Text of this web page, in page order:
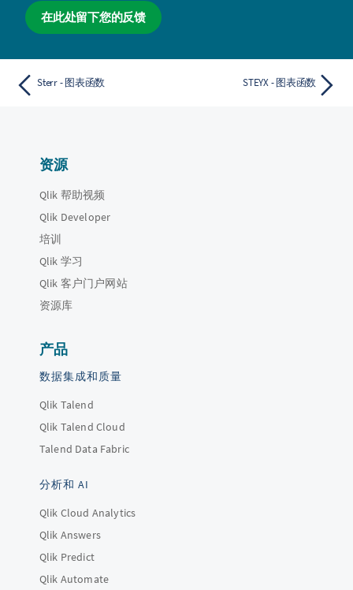
在此处留下您的反馈
Sterr - 图表函数 STEYX - 图表函数
资源
Qlik 帮助视频
Qlik Developer
培训
Qlik 学习
Qlik 客户门户网站
资源库
产品
数据集成和质量
Qlik Talend
Qlik Talend Cloud
Talend Data Fabric
分析和 AI
Qlik Cloud Analytics
Qlik Answers
Qlik Predict
Qlik Automate